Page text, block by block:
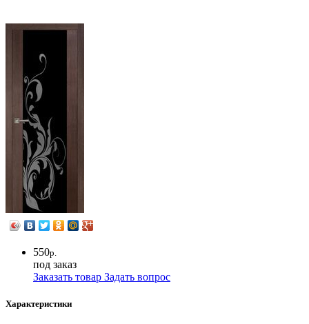
550р.
под заказ
Заказать товар Задать вопрос
Характеристики